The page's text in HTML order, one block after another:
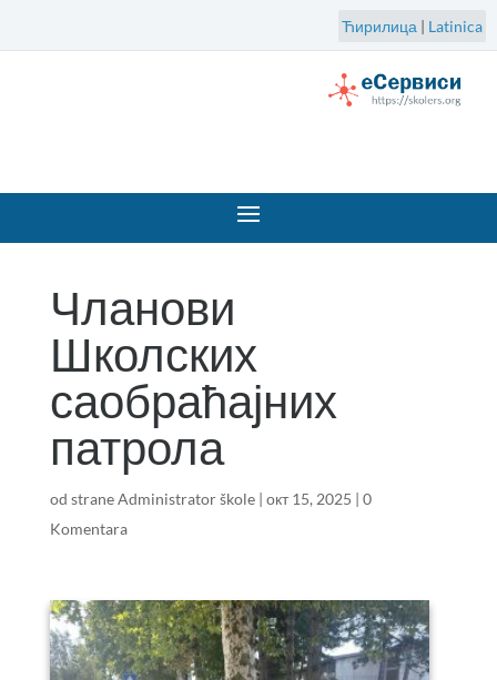
Ћирилица | Latinica
Чланови
Школских
саобраћајних
патрола
od straneAdministrator škole| окт 15, 2025 | 0
Komentara